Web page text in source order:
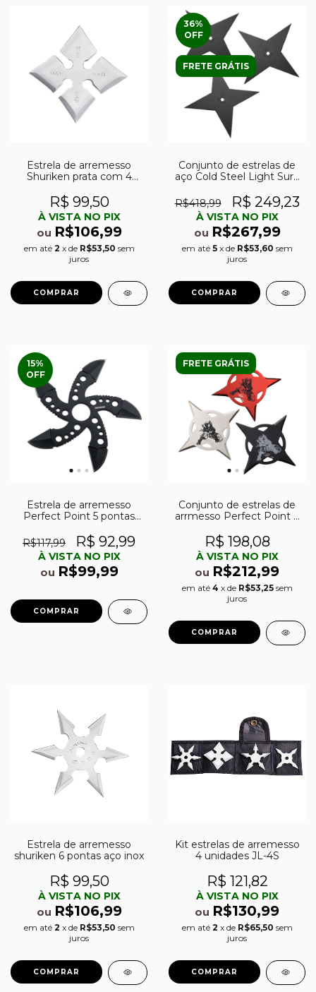
Estrela de arremesso
Shuriken prata com 4
R$ 99,50
À VISTA NO PIX
ou R$106,99
em até 2 x de R$53,50 sem
juros
36%
OFF
FRETE GRÁTIS
Conjunto de estrelas de
aço Cold Steel Light Sure
R$418,99
R$ 249,23
À VISTA NO PIX
ou R$267,99
em até 5 x de R$53,60 sem
juros
15%
OFF
Estrela de arremesso
Perfect Point 5 pontas
R$117,99
R$ 92,99
À VISTA NO PIX
ou R$99,99
FRETE GRÁTIS
Conjunto de estrelas de
arrmesso Perfect Point 4
R$ 198,08
À VISTA NO PIX
ou R$212,99
em até 4 x de R$53,25 sem
juros
Estrela de arremesso
shuriken 6 pontas aço inox
R$ 99,50
À VISTA NO PIX
ou R$106,99
em até 2 x de R$53,50 sem
juros
Kit estrelas de arremesso
4 unidades JL-4S
R$ 121,82
À VISTA NO PIX
ou R$130,99
em até 2 x de R$65,50 sem
juros